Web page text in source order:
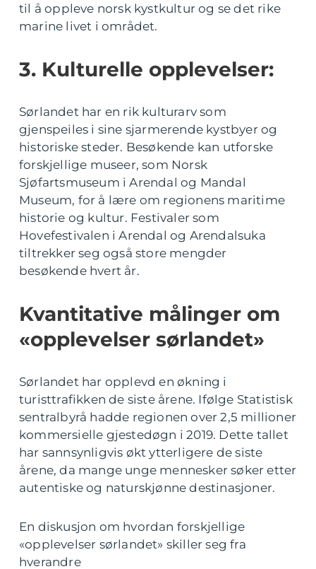
til å oppleve norsk kystkultur og se det rike
marine livet i området.
3. Kulturelle opplevelser:
Sørlandet har en rik kulturarv som
gjenspeiles i sine sjarmerende kystbyer og
historiske steder. Besøkende kan utforske
forskjellige museer, som Norsk
Sjøfartsmuseum i Arendal og Mandal
Museum, for å lære om regionens maritime
historie og kultur. Festivaler som
Hovefestivalen i Arendal og Arendalsuka
tiltrekker seg også store mengder
besøkende hvert år.
Kvantitative målinger om
«opplevelser sørlandet»
Sørlandet har opplevd en økning i
turisttrafikken de siste årene. Ifølge Statistisk
sentralbyrå hadde regionen over 2,5 millioner
kommersielle gjestedøgn i 2019. Dette tallet
har sannsynligvis økt ytterligere de siste
årene, da mange unge mennesker søker etter
autentiske og naturskjønne destinasjoner.
En diskusjon om hvordan forskjellige
«opplevelser sørlandet» skiller seg fra
hverandre